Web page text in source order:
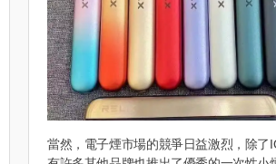
當然，電子煙市場的競爭日益激烈，除了